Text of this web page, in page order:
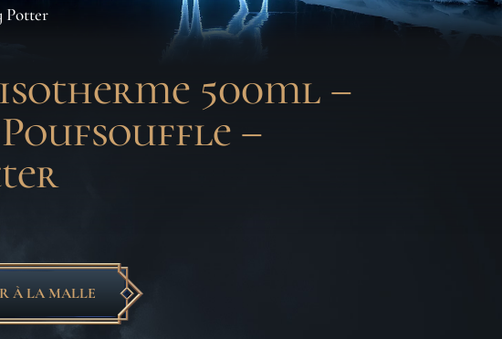
Potter
500ml –
–
À LA MALLE